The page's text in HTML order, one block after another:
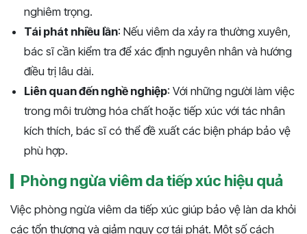
nghiêm trọng.
Tái phát nhiều lần: Nếu viêm da xảy ra thường xuyên,
bác sĩ cần kiểm tra để xác định nguyên nhân và hướng
điều trị lâu dài.
Liên quan đến nghề nghiệp: Với những người làm việc
trong môi trường hóa chất hoặc tiếp xúc với tác nhân
kích thích, bác sĩ có thể đề xuất các biện pháp bảo vệ
phù hợp.
Phòng ngừa viêm da tiếp xúc hiệu quả
Việc phòng ngừa viêm da tiếp xúc giúp bảo vệ làn da khỏi
các tổn thương và giảm nguy cơ tái phát. Một số cách